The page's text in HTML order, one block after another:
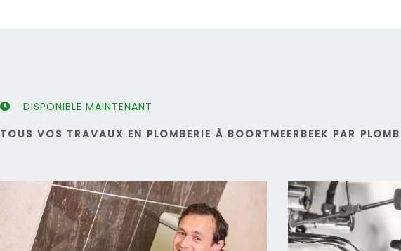
DISPONIBLE MAINTENANT
TOUS VOS TRAVAUX EN PLOMBERIE À BOORTMEERBEEK PAR